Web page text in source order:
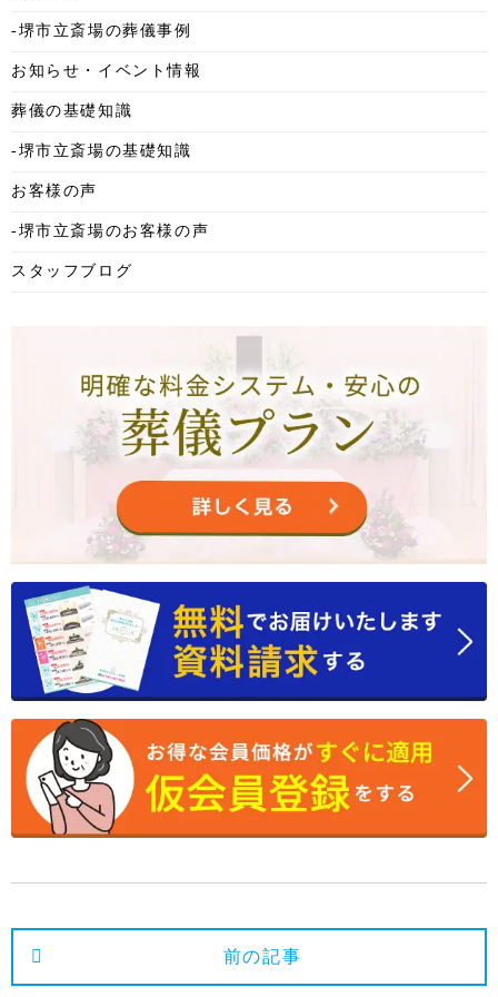
2024年12月
2024年10月
2024年9月
2024年8月
2024年7月
2024年6月
2024年5月
2024年4月
2024年3月
2024年1月
2023年12月
2023年11月
-堺市立斎場の葬儀事例
お知らせ・イベント情報
葬儀の基礎知識
-堺市立斎場の基礎知識
お客様の声
-堺市立斎場のお客様の声
スタッフブログ
前の記事